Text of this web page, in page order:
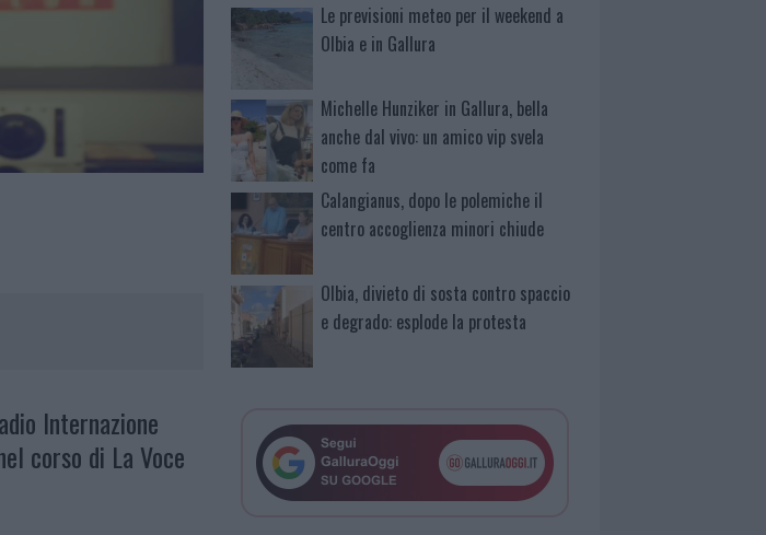
Internazione
corso di La Voce
Le previsioni meteo per il weekend a
Olbia e in Gallura
Michelle Hunziker in Gallura, bella
anche dal vivo: un amico vip svela
come fa
Calangianus, dopo le polemiche il
centro accoglienza minori chiude
Olbia, divieto di sosta contro spaccio
e degrado: esplode la protesta